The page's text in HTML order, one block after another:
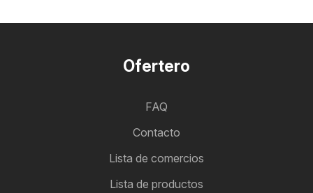
Ofertero
FAQ
Contacto
Lista de comercios
Lista de productos